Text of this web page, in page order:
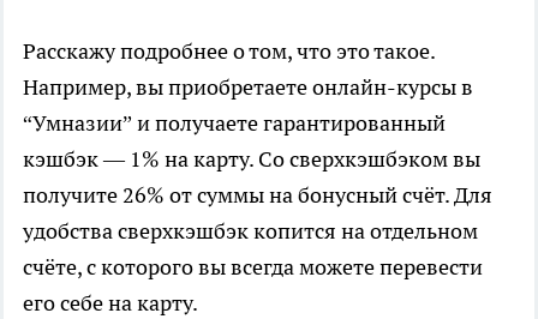
Расскажу подробнее о том, что это такое.
Например, вы приобретаете онлайн-курсы в
“Умназии” и получаете гарантированный
кэшбэк — 1% на карту. Со сверхкэшбэком вы
получите 26% от суммы на бонусный счёт. Для
удобства сверхкэшбэк копится на отдельном
счёте, с которого вы всегда можете перевести
его себе на карту.